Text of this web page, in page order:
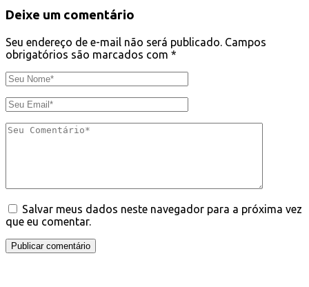
Deixe um comentário
Seu endereço de e-mail não será publicado. Campos
obrigatórios são marcados com *
Salvar meus dados neste navegador para a próxima vez
que eu comentar.
Publicar comentário